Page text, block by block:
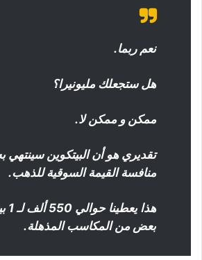
نعم ربما.
هل ستجعلك مليونيرا؟
ممكن و ممكن لا.
تقديري هو أن البيتكوين سينتهي
منافسة القيمة السوقية للذهب.
بعض من المكاسب المذهلة.